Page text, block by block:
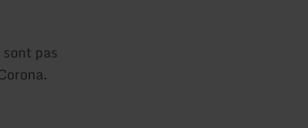
pas